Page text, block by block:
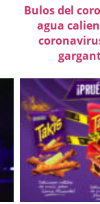
Bulos del
agua